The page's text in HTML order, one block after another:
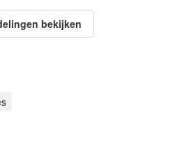
bekijken